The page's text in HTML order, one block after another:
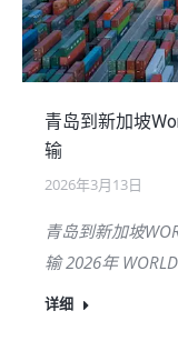
青岛到新加坡
输
2026年3月13日
青岛到新加坡
输 2026年
详细